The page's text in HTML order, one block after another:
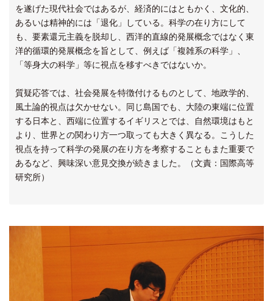
を遂げた現代社会ではあるが、経済的にはともかく、文化的、
あるいは精神的には「退化」している。科学の在り方にして
も、要素還元主義を脱却し、西洋的直線的発展概念ではなく東
洋的循環的発展概念を旨として、例えば「複雑系の科学」、
「等身大の科学」等に視点を移すべきではないか。
質疑応答では、社会発展を特徴付けるものとして、地政学的、
風土論的視点は欠かせない。同じ島国でも、大陸の東端に位置
する日本と、西端に位置するイギリスとでは、自然環境はもと
より、世界との関わり方一つ取っても大きく異なる。こうした
視点を持って科学の発展の在り方を考察することもまた重要で
あるなど、興味深い意見交換が続きました。（文責：国際高等
研究所）